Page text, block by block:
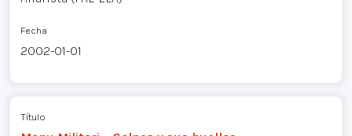
Fecha
2002-01-01
Título